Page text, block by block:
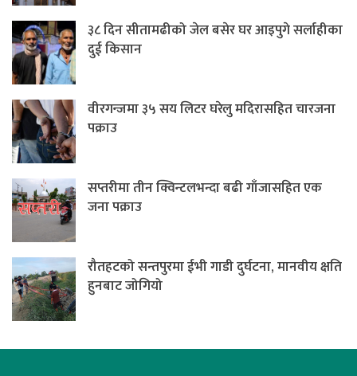
३८ दिन सीतामढीको जेल बसेर घर आइपुगे सर्लाहीका
दुई किसान
वीरगन्जमा ३५ सय लिटर घरेलु मदिरासहित चारजना
पक्राउ
सप्तरीमा तीन क्विन्टलभन्दा बढी गाँजासहित एक
जना पक्राउ
रौतहटको सन्तपुरमा ईभी गाडी दुर्घटना, मानवीय क्षति
हुनबाट जोगियो